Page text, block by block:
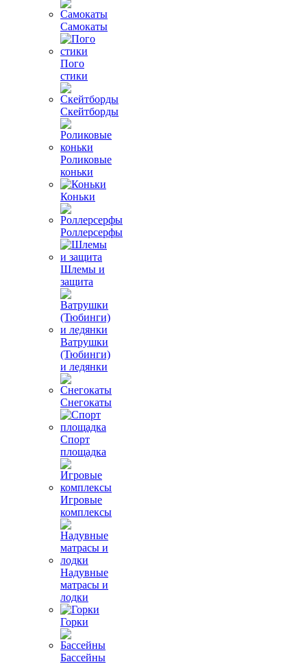
Самокаты
Пого
стики
Скейтборды
Роликовые
коньки
Коньки
Роллерсерфы
Шлемы и
защита
Ватрушки
(Тюбинги)
и ледянки
Снегокаты
Спорт
площадка
Игровые
комплексы
Надувные
матрасы и
лодки
Горки
Бассейны